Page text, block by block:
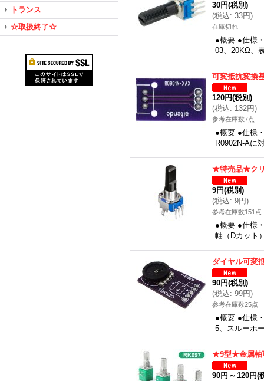
トランス
☆取扱終了☆
30円(税別)
(税込: 33円)
在庫切れ
●概要 ●仕様
03、20KΩ、
可変抵抗変換
120円(税別)
(税込: 132円)
参考在庫数7点
●概要 ●仕様
R0902N-Aに
★特売品★クリ
9円(税別)
(税込: 9円)
参考在庫数151点
●概要 ●仕様
軸（Dカット
ダイヤル可変
90円(税別)
(税込: 99円)
参考在庫数25点
●概要 ●仕様
5、スルーホ
★9型★金属軸
90円 ～ 120円(